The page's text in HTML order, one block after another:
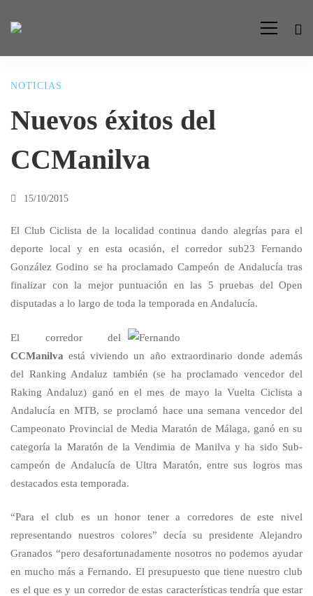
Nuevos
éxitos
del
CCManilva
NOTICIAS
Nuevos éxitos del
CCManilva
15/10/2015
El Club Ciclista de la localidad continua dando alegrías para el
deporte local y en esta ocasión, el corredor sub23 Fernando
González Godino se ha proclamado Campeón de Andalucía tras
finalizar con la mejor puntuación en las 5 pruebas del Open
disputadas a lo largo de toda la temporada en Andalucía.
El corredor del
CCManilva está viviendo un año extraordinario donde además
del Ranking Andaluz también (se ha proclamado vencedor del
Raking Andaluz) ganó en el mes de mayo la Vuelta Ciclista a
Andalucía en MTB, se proclamó hace una semana vencedor del
Campeonato Provincial de Media Maratón de Málaga, ganó en su
categoría la Maratón de la Vendimia de Manilva y ha sido Sub-
campeón de Andalucía de Ultra Maratón, entre sus logros mas
destacados esta temporada.
“Para el club es un honor tener a corredores de este nivel
representando nuestros colores” decía su presidente Alejandro
Granados “pero desafortunadamente nosotros no podemos ayudar
en mucho más a Fernando. El presupuesto que tiene nuestro club
es el que es y un corredor de estas características tendría que estar